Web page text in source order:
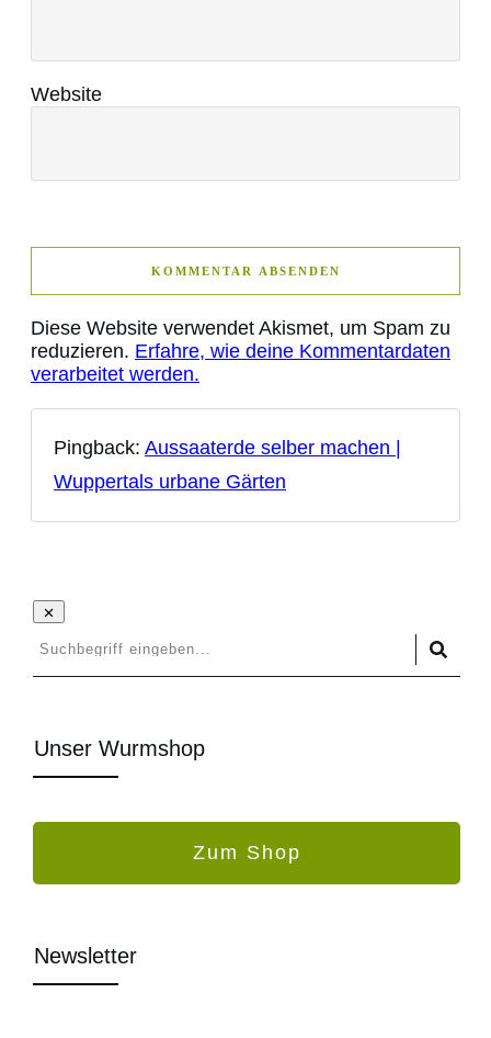
Website
KOMMENTAR ABSENDEN
Diese Website verwendet Akismet, um Spam zu
reduzieren. Erfahre, wie deine Kommentardaten
verarbeitet werden.
Pingback: Aussaaterde selber machen |
Wuppertals urbane Gärten
Unser Wurmshop
Zum Shop
Newsletter